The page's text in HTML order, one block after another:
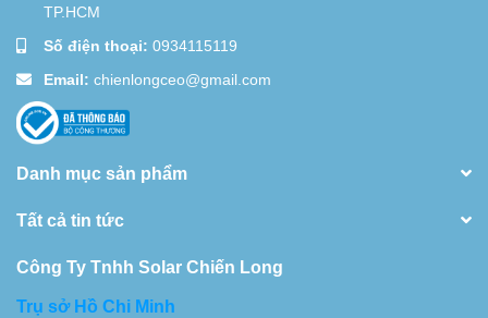
TP.HCM
Số điện thoại: 0934115119
Email: chienlongceo@gmail.com
Danh mục sản phẩm
Tất cả tin tức
Công Ty Tnhh Solar Chiến Long
Trụ sở Hồ Chi Minh